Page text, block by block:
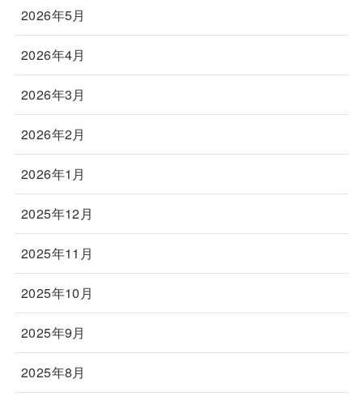
2026年5月
2026年4月
2026年3月
2026年2月
2026年1月
2025年12月
2025年11月
2025年10月
2025年9月
2025年8月